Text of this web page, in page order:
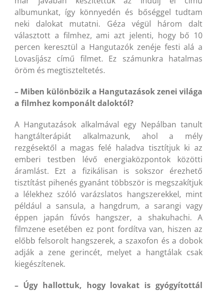
albumunkat, így könnyedén és bőséggel tudtam
neki dalokat mutatni. Géza végül három dalt
választott a filmhez, ami azt jelenti, hogy bő 10
percen keresztül a Hangutazók zenéje festi alá a
Lovasíjász című filmet. Ez számunkra hatalmas
öröm és megtiszteltetés.
– Miben különbözik a Hangutazások zenei világa
a filmhez komponált daloktól?
A Hangutazások alkalmával egy Nepálban tanult
hangtálterápiát alkalmazunk, ahol a mély
rezgésektől a magas felé haladva tisztítjuk ki az
emberi testben lévő energiaközpontok közötti
áramlást. Ezt a fizikálisan is sokszor érezhető
tisztítást pihenés gyanánt többször is megszakítjuk
a lélekhez szóló varázslatos hangszerekkel, mint
például a sansula, a hangdrum, a sarangi vagy
éppen japán fúvós hangszer, a shakuhachi. A
filmzene esetében ez pont fordítva van, hiszen az
előbb felsorolt hangszerek, a szaxofon és a dobok
adják a zene gerincét, melyet a hangtálak csak
kiegészítenek.
– Úgy hallottuk, hogy lovakat is gyógyítottál